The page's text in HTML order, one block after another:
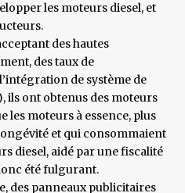
les moteurs diesel, et
des hautes
des taux de
de système de
ils ont obtenus des moteurs
les moteurs à essence, plus
et qui consommaient
diesel, aidé par une fiscalité
été fulgurant.
des panneaux publicitaires